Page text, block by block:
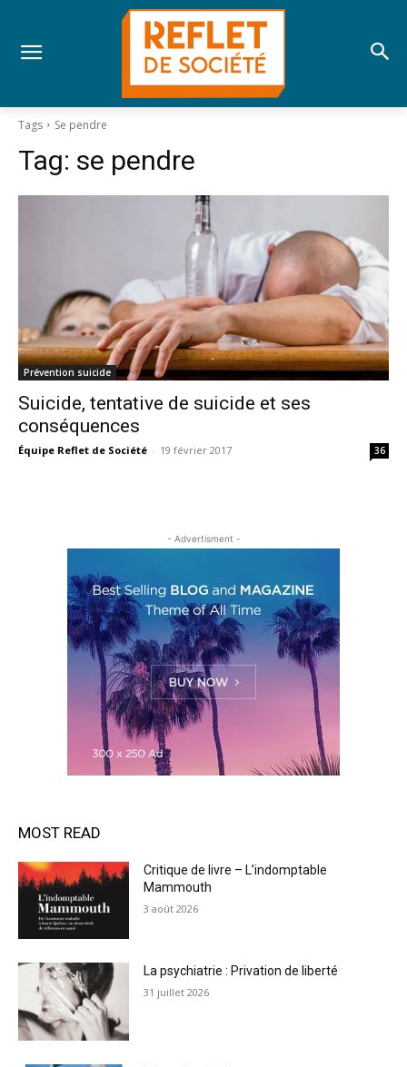
Tags Se pendre
Tag: se pendre
Prévention suicide
Suicide, tentative de suicide et ses
conséquences
Équipe Reflet de Société - 19 février 2017 36
- Advertisment -
MOST READ
Critique de livre – L’indomptable
Mammouth
3 août 2026
La psychiatrie : Privation de liberté
31 juillet 2026